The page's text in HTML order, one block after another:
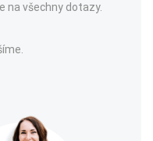
na všechny dotazy.